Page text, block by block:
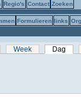
Regio's Contact Zoeken
Formulieren links
Week Dag